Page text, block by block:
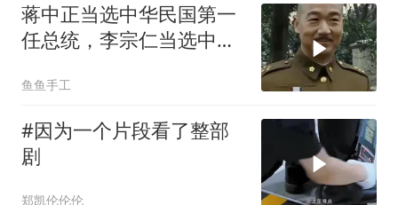
蒋中正当选中华民国第一
任总统，李宗仁当选中华
鱼鱼手工
#因为一个片段看了整部
剧
郑凯伦伦伦